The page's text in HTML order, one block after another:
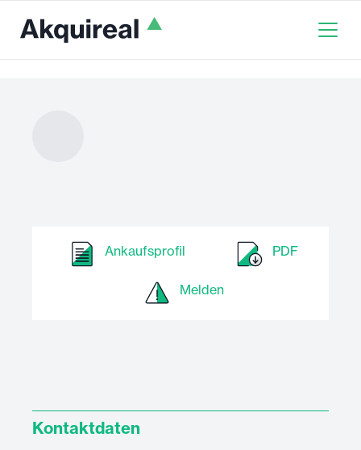
Ankaufsprofil PDF
Melden
Kontaktdaten